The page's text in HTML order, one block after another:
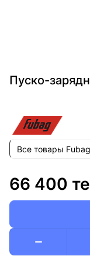
Пуско-
Все товары Fubag
66 400